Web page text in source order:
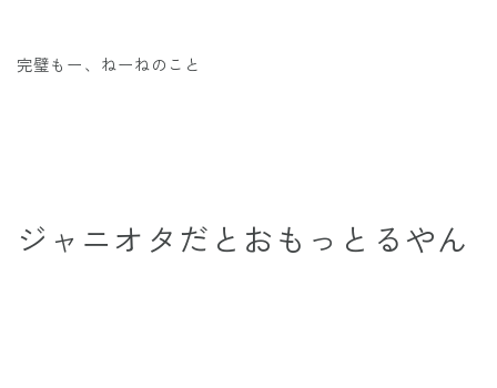
完璧もー、ねーねのこと
ジャニオタだとおもっとるやん